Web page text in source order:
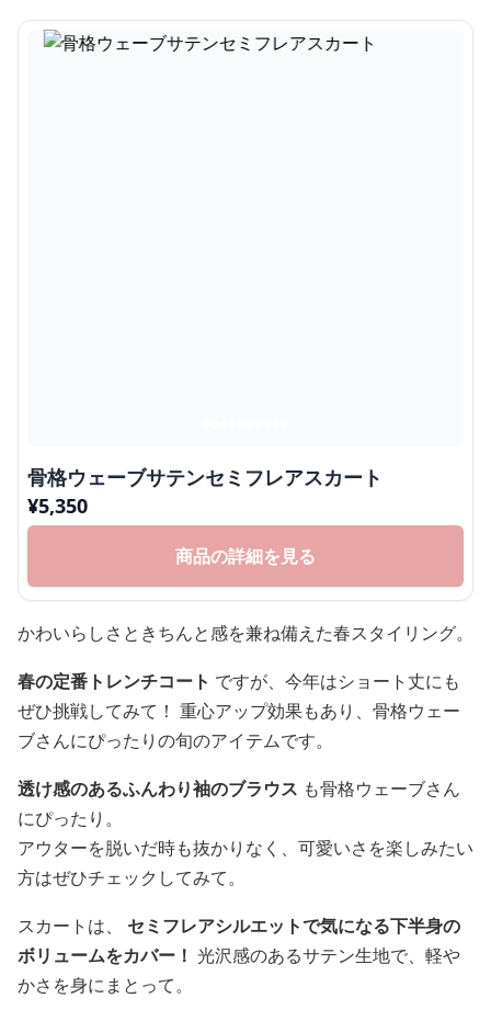
骨格ウェーブサテンセミフレアスカート
¥5,350
商品の詳細を見る
かわいらしさときちんと感を兼ね備えた春スタイリング。
春の定番トレンチコート ですが、今年はショート丈にも
ぜひ挑戦してみて！ 重心アップ効果もあり、骨格ウェー
ブさんにぴったりの旬のアイテムです。
透け感のあるふんわり袖のブラウス も骨格ウェーブさん
にぴったり。
アウターを脱いだ時も抜かりなく、可愛いさを楽しみたい
方はぜひチェックしてみて。
スカートは、 セミフレアシルエットで気になる下半身の
ボリュームをカバー！ 光沢感のあるサテン生地で、軽や
かさを身にまとって。